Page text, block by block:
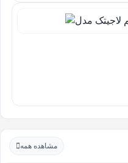
مشاهده همه